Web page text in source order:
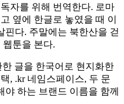
자를 위해 번역한다. 로마
옆에 한글로 놓였을 때 이
핀다. 주말에는 북한산을 걷
웹툰을 본다.
글을 한국어로 현지화한
, .kr 네임스페이스, 두 문
하는 브랜드 이름을 함께